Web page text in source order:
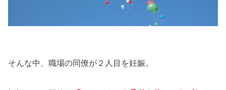
そんな中、職場の同僚が２人目を妊娠。